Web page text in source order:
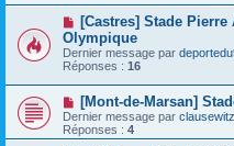
[Castres] Stade Pierre
Olympique
Dernier message par
Réponses : 16
[Mont-de-Marsan]
Dernier message par clausewitz
Réponses : 4